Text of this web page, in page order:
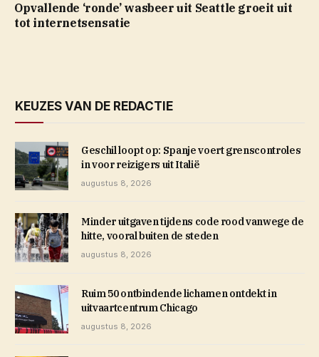
Opvallende ‘ronde’ wasbeer uit Seattle groeit uit
tot internetsensatie
KEUZES VAN DE REDACTIE
Geschil loopt op: Spanje voert grenscontroles
in voor reizigers uit Italië
augustus 8, 2026
Minder uitgaven tijdens code rood vanwege de
hitte, vooral buiten de steden
augustus 8, 2026
Ruim 50 ontbindende lichamen ontdekt in
uitvaartcentrum Chicago
augustus 8, 2026